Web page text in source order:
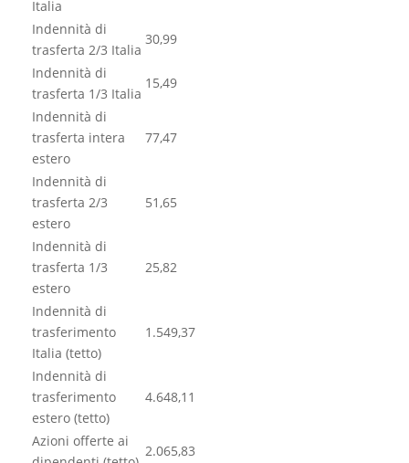
Italia
Indennità di
trasferta 2/3 Italia
30,99
Indennità di
trasferta 1/3 Italia
15,49
Indennità di
trasferta intera
estero
77,47
Indennità di
trasferta 2/3
estero
51,65
Indennità di
trasferta 1/3
estero
25,82
Indennità di
trasferimento
Italia (tetto)
1.549,37
Indennità di
trasferimento
estero (tetto)
4.648,11
Azioni offerte ai
2.065,83